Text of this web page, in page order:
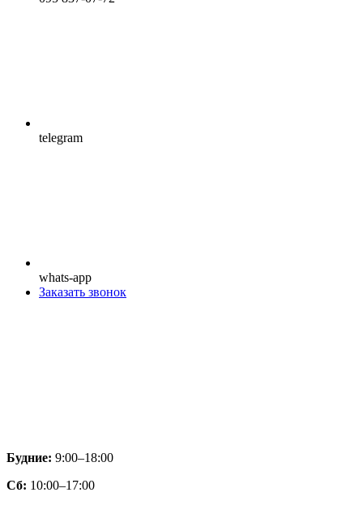
telegram
whats-app
Заказать звонок
Будние: 9:00–18:00
Сб: 10:00–17:00